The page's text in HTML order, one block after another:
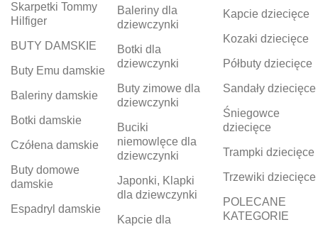
Skarpetki Tommy
Hilfiger
BUTY DAMSKIE
Buty Emu damskie
Baleriny damskie
Botki damskie
Czółena damskie
Buty domowe
damskie
Espadryl damskie
Baleriny dla
dziewczynki
Botki dla
dziewczynki
Buty zimowe dla
dziewczynki
Buciki
niemowlęce dla
dziewczynki
Japonki, Klapki
dla dziewczynki
Kapcie dla
Kapcie dziecięce
Kozaki dziecięce
Półbuty dziecięce
Sandały dziecięce
Śniegowce
dziecięce
Trampki dziecięce
Trzewiki dziecięce
POLECANE
KATEGORIE